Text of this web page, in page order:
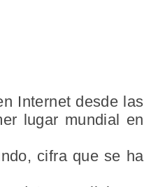
Internet desde las
lugar mundial en
cifra que se ha